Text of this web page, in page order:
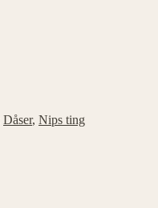
Dåser, Nips ting